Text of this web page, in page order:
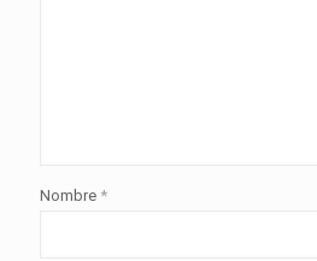
Nombre *